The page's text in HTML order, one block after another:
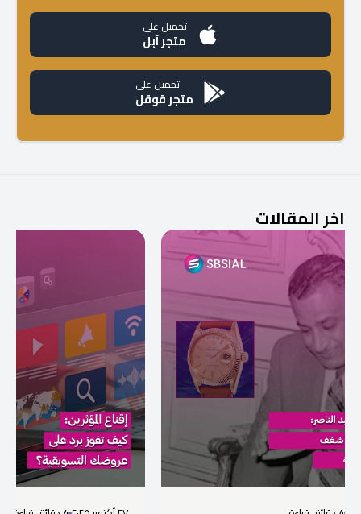
تحميل على
متجر آبل
تحميل على
متجر قوقل
اخر المقالات